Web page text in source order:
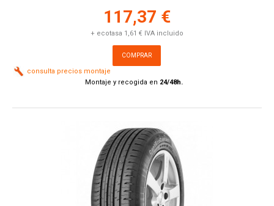
117,37 €
+ ecotasa 1,61 € IVA incluido
COMPRAR
consulta precios montaje
Montaje y recogida en 24/48h.